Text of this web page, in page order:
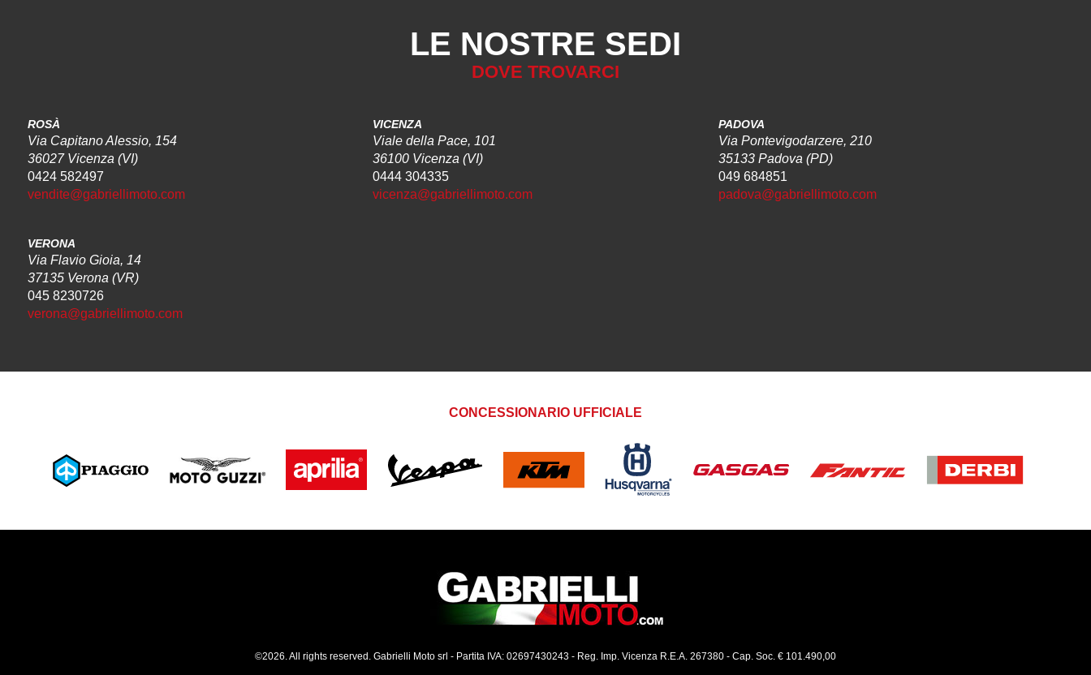
LE NOSTRE SEDI
DOVE TROVARCI
ROSÀ
Via Capitano Alessio, 154
36027 Vicenza (VI)
0424 582497
vendite@gabriellimoto.com
VICENZA
Viale della Pace, 101
36100 Vicenza (VI)
0444 304335
vicenza@gabriellimoto.com
PADOVA
Via Pontevigodarzere, 210
35133 Padova (PD)
049 684851
padova@gabriellimoto.com
VERONA
Via Flavio Gioia, 14
37135 Verona (VR)
045 8230726
verona@gabriellimoto.com
CONCESSIONARIO UFFICIALE
©2026. All rights reserved. Gabrielli Moto srl - Partita IVA: 02697430243 - Reg. Imp. Vicenza R.E.A. 267380 - Cap. Soc. € 101.490,00